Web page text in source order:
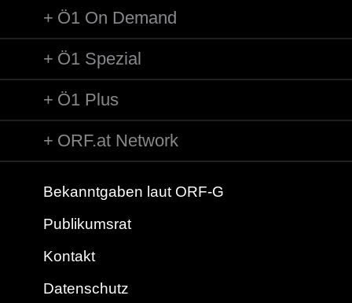
Ö1 On Demand
Ö1 Spezial
Ö1 Plus
ORF.at Network
Bekanntgaben laut ORF-G
Publikumsrat
Kontakt
Datenschutz